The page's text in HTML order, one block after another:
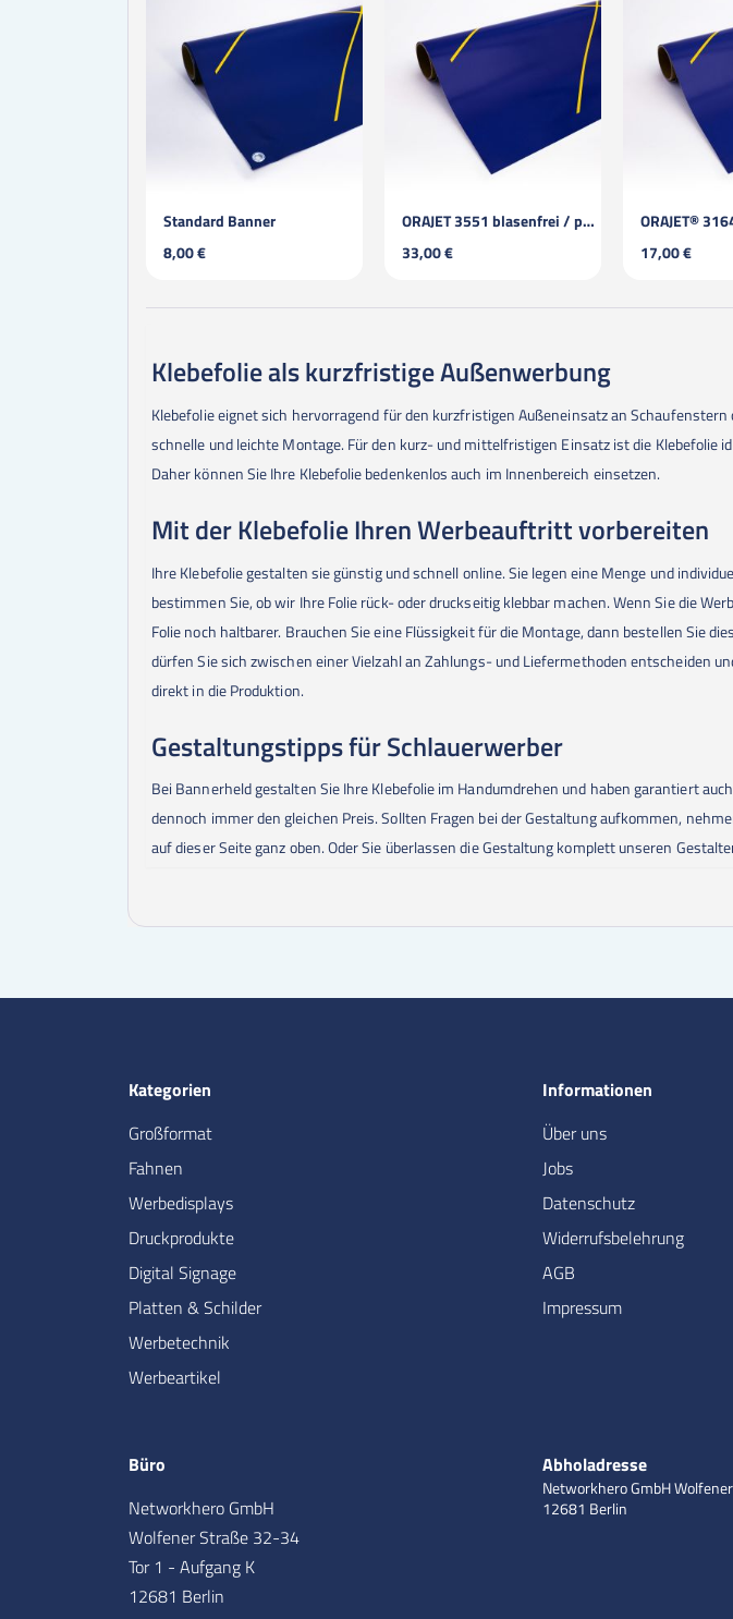
33,00 €
ORAJET® 3164
17,00 €
28,00 €
Klebefolie als kurzfristige Außenwerbung
Klebefolie eignet sich hervorragend für den kurzfristigen Außeneinsatz an
schnelle und leichte Montage. Für den kurz- und mittelfristigen Einsatz ist die Klebefolie
Daher können Sie Ihre Klebefolie bedenkenlos auch im Innenbereich einsetzen.
Mit der Klebefolie Ihren Werbeauftritt vorbereiten
Ihre Klebefolie gestalten sie günstig und schnell online. Sie legen eine Menge und
bestimmen Sie, ob wir Ihre Folie rück- oder druckseitig klebbar machen. Wenn Sie die
Folie noch haltbarer. Brauchen Sie eine Flüssigkeit für die Montage, dann bestellen Sie
dürfen Sie sich zwischen einer Vielzahl an Zahlungs- und Liefermethoden entscheiden
direkt in die Produktion.
Gestaltungstipps für Schlauerwerber
Bei Bannerheld gestalten Sie Ihre Klebefolie im Handumdrehen und haben garantiert
dennoch immer den gleichen Preis. Sollten Fragen bei der Gestaltung aufkommen,
auf dieser Seite ganz oben. Oder Sie überlassen die Gestaltung komplett unseren
Kategorien
Großformat
Fahnen
Werbedisplays
Druckprodukte
Digital Signage
Platten & Schilder
Werbetechnik
Werbeartikel
Informationen
Über uns
Jobs
Datenschutz
Widerrufsbelehrung
AGB
Impressum
Büro
Networkhero GmbH
Wolfener Straße 32-34
Tor 1 - Aufgang K
12681 Berlin
Abholadresse
Networkhero GmbH
12681 Berlin